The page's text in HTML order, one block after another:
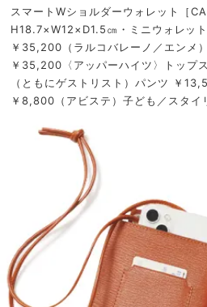
スマートWショルダーウォレット［
H18.7×W12×D1.5㎝・ミニウォレッ
￥35,200（ラルコバレーノ／エンメ
￥35,200〈アッパーハイツ〉トップ
（ともにゲストリスト）パンツ ￥
￥8,800（アビステ）子ども／スタイ